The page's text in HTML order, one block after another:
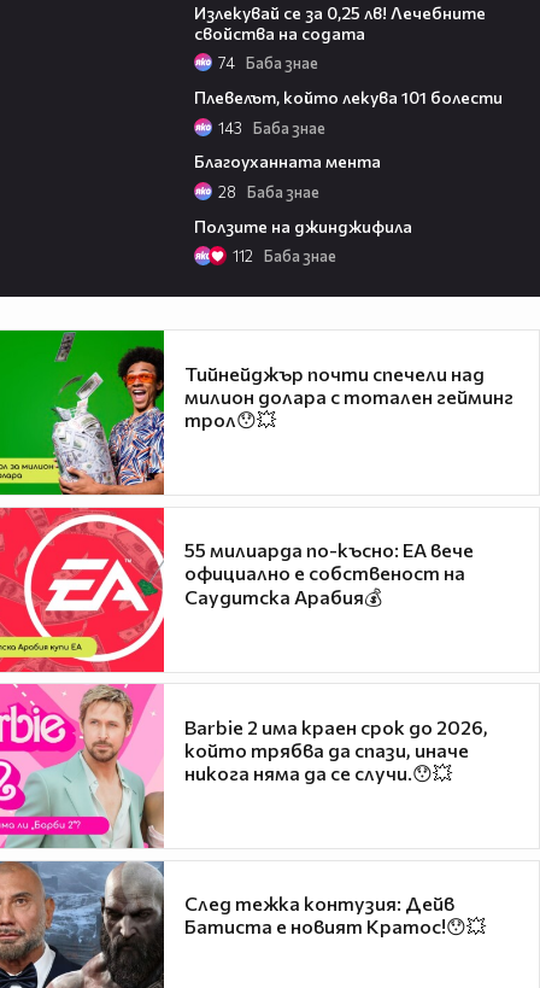
Излекувай се за 0,25 лв! Лечебните
свойства на содата
74 Баба знае
Плевелът, който лекува 101 болести
143 Баба знае
Благоуханната мента
28 Баба знае
Ползите на джинджифила
112 Баба знае
Тийнейджър почти спечели над
милион долара с тотален гейминг
трол😯💥
55 милиарда по-късно: EA вече
официално е собственост на
Саудитска Арабия💰
Barbie 2 има краен срок до 2026,
който трябва да спази, иначе
никога няма да се случи.😯💥
След тежка контузия: Дейв
Батиста е новият Кратос!😯💥